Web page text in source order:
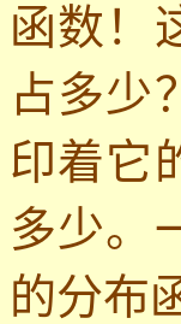
函数！
占多少
印着它
多少。
的分布